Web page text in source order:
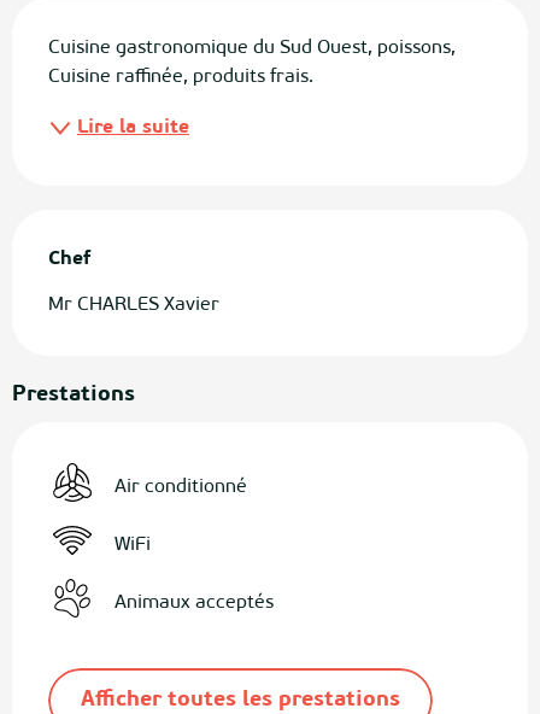
Cuisine gastronomique du Sud Ouest, poissons,
Cuisine raffinée, produits frais.
Lire la suite
Chef
Chef
Mr CHARLES Xavier
Prestations
Air conditionné
WiFi
Animaux acceptés
Afficher toutes les prestations